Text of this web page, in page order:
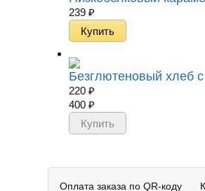
239 ₽
Безглютеновый хлеб
220 ₽
400 ₽
Оплата заказа по QR-коду